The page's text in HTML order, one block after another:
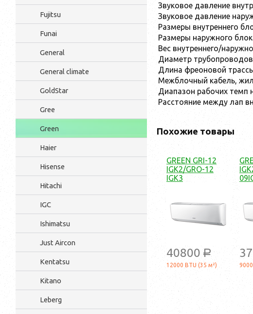
Fujitsu
Funai
General
General climate
GoldStar
Gree
Green
Haier
Hisense
Hitachi
IGC
Ishimatsu
Just Aircon
Kentatsu
Kitano
Leberg
Звуковое давление
Звуковое давление
Размеры внутреннего
Размеры наружного
Вес внутреннего/
Диаметр
Длина фреоновой
Межблочный кабель,
Диапазон рабочих темп
Расстояние между лап
Похожие товары
GREEN GRI-12
IGK2/GRO-12
IGK3
40800 a
12000 BTU (35 м²)